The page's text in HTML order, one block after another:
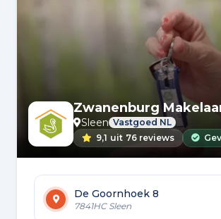
Zwanenburg
Sleen Vastgoed NL
9,1 uit 76 reviews
De Goornhoek 8
7841HC Sleen